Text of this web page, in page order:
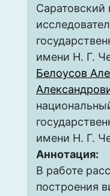
имени Н. Г.
Белоусов
имени Н. Г.
Аннотация:
В работе
построения